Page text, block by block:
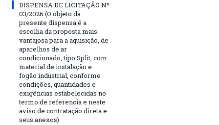
DISPENSA DE LICITAÇÃO Nº
03/2026 (O objeto da
presente dispensa é a
escolha da proposta mais
vantajosa para a aquisição, de
aparelhos de ar
condicionado, tipo Split, com
material de instalação e
fogão industrial, conforme
condições, quantidades e
exigências estabelecidas no
termo de referencia e neste
aviso de contratação direta e
seus anexos)